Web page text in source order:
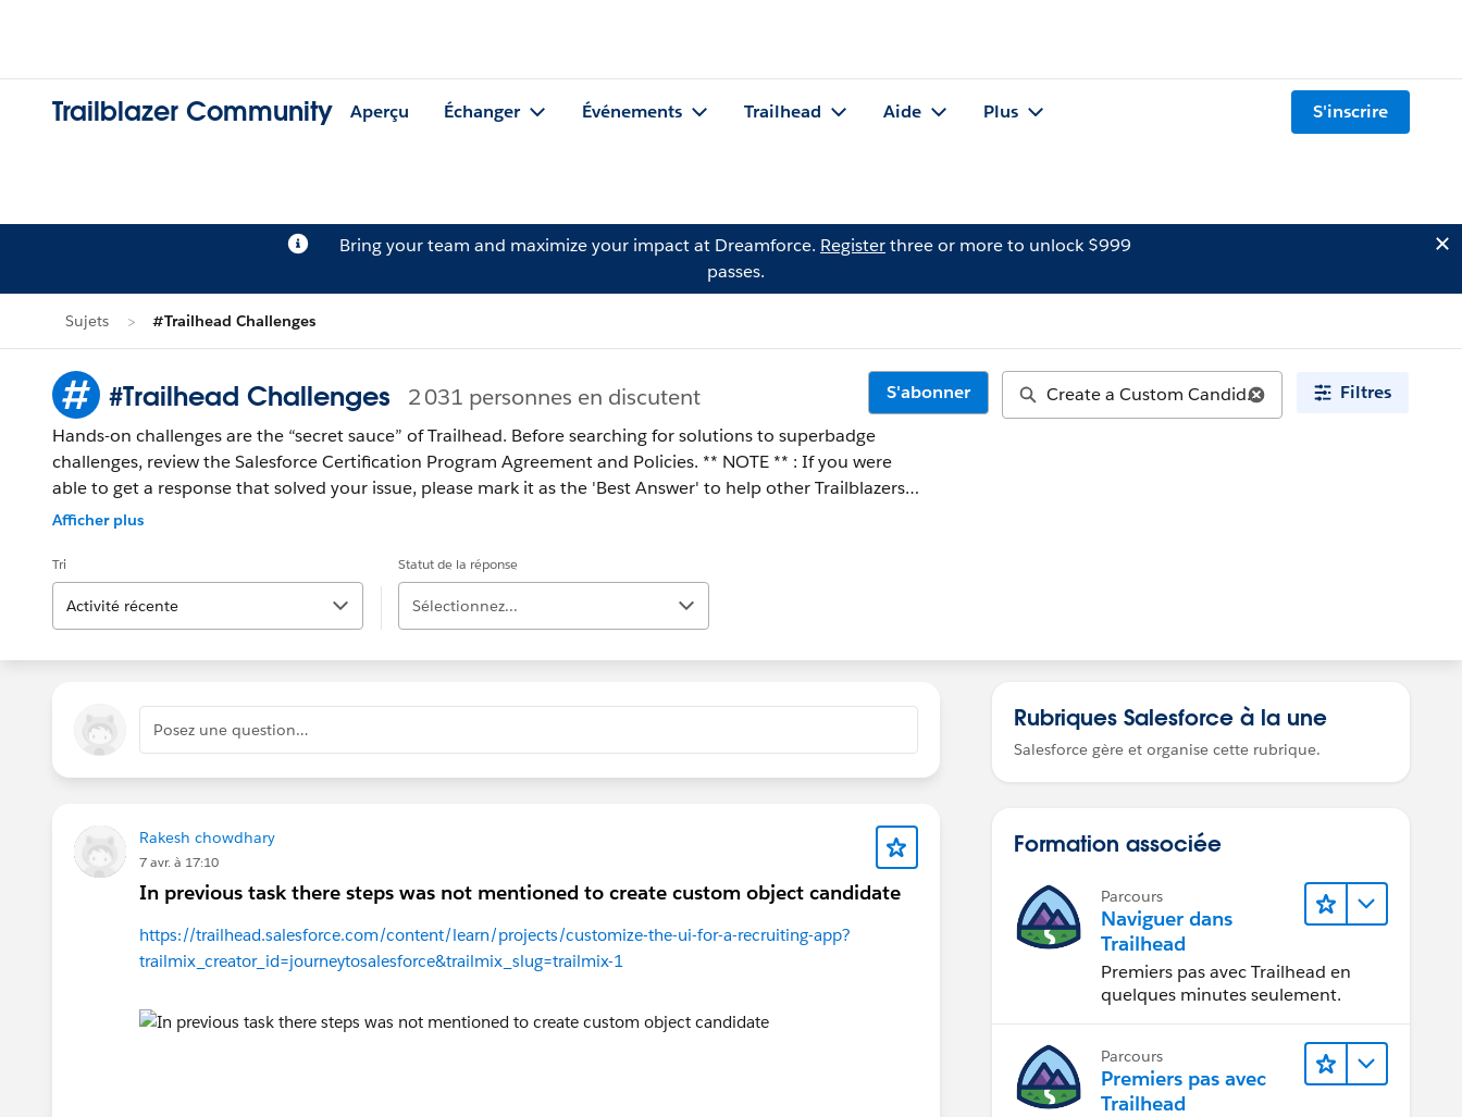
Trailblazer Community Aperçu Échanger Événements Trailhead Aide Plus S'inscrire
Bring your team and maximize your impact at Dreamforce. Registerthree or more to unlock $999
passes.
Sujets #Trailhead Challenges
#Trailhead Challenges 2 031 personnes en discutent
Hands-on challenges are the “secret sauce” of Trailhead. Before searching for solutions to superbadge
challenges, review the Salesforce Certification Program Agreement and Policies. ** NOTE ** : If you were
able to get a response that solved your issue, please mark it as the 'Best Answer' to help other Trailblazers.
If the issue persists after 48 hours, create a Trailhead Help case at https://help.salesforce.com/s/support
Afficher plus
S'abonner Filtres
Tri
Activité récente
Statut de la réponse
Sélectionnez...
Posez une question…
Rakesh chowdhary
7 avr. à 17:10
In previous task there steps was not mentioned to create custom object candidate
https://trailhead.salesforce.com/content/learn/projects/customize-the-ui-for-a-recruiting-app?
trailmix_creator_id=journeytosalesforce&trailmix_slug=trailmix-1
Rubriques Salesforce à la une
Salesforce gère et organise cette rubrique.
Formation associée
Parcours
Naviguer dans
Trailhead
Premiers pas avec Trailhead en
quelques minutes seulement.
Parcours
Premiers pas avec
Trailhead